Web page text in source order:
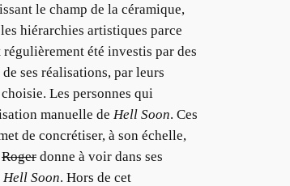
le champ de la céramique,
hiérarchies artistiques parce
été investis par des
ses réalisations, par leurs
Les personnes qui
manuelle de Hell Soon. Ces
de concrétiser, à son échelle,
Roger donne à voir dans ses
Hell Soon. Hors de cet